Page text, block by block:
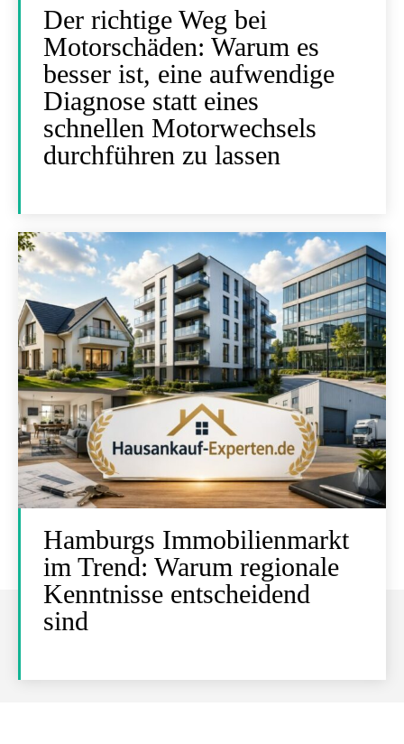
Der richtige Weg bei
Motorschäden: Warum es
besser ist, eine aufwendige
Diagnose statt eines
schnellen Motorwechsels
durchführen zu lassen
Hamburgs Immobilienmarkt
im Trend: Warum regionale
Kenntnisse entscheidend
sind